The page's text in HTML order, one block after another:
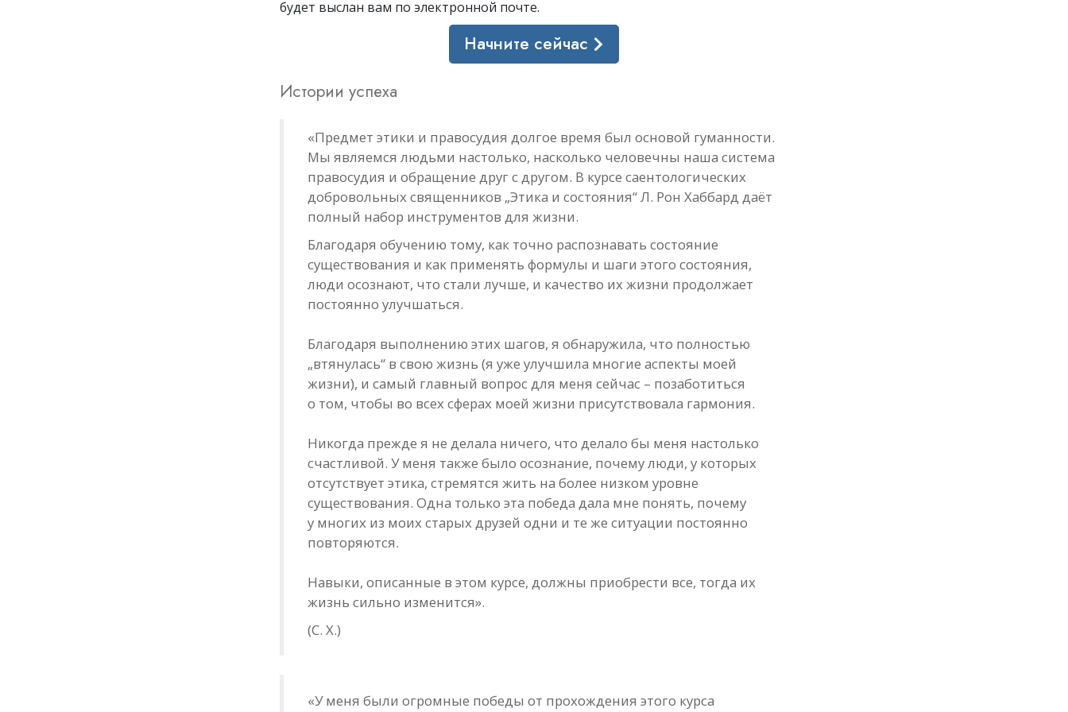
будет выслан вам по электронной почте.
Начните сейчас
Истории успеха
«Предмет этики и правосудия долгое время был основой гуманности.
Мы являемся людьми настолько, насколько человечны наша система
правосудия и обращение друг с другом. В курсе саентологических
добровольных священников „Этика и состояния“ Л. Рон Хаббард даёт
полный набор инструментов для жизни.
Благодаря обучению тому, как точно распознавать состояние
существования и как применять формулы и шаги этого состояния,
люди осознают, что стали лучше, и качество их жизни продолжает
постоянно улучшаться.
Благодаря выполнению этих шагов, я обнаружила, что полностью
„втянулась“ в свою жизнь (я уже улучшила многие аспекты моей
жизни), и самый главный вопрос для меня сейчас – позаботиться
о том, чтобы во всех сферах моей жизни присутствовала гармония.
Никогда прежде я не делала ничего, что делало бы меня настолько
счастливой. У меня также было осознание, почему люди, у которых
отсутствует этика, стремятся жить на более низком уровне
существования. Одна только эта победа дала мне понять, почему
у многих из моих старых друзей одни и те же ситуации постоянно
повторяются.
Навыки, описанные в этом курсе, должны приобрести все, тогда их
жизнь сильно изменится».
(С. Х.)
«У меня были огромные победы от прохождения этого курса